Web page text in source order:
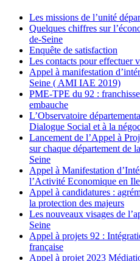
Les missions de l’unité
Quelques chiffres sur
de-Seine
Enquête de satisfaction
Les contacts pour effectuer
Appel à manifestation
Seine ( AMI IAE 2019)
PME-TPE du 92 :
embauche
L’Observatoire
Dialogue Social et à la
Lancement de l’Appel à
sur chaque département de
Seine
Appel à Manifestation
l’Activité Economique en
Appel à candidatures :
la protection des majeurs
Les nouveaux visages de
Seine
Appel à projets 92 :
française
Appel à projet 2023